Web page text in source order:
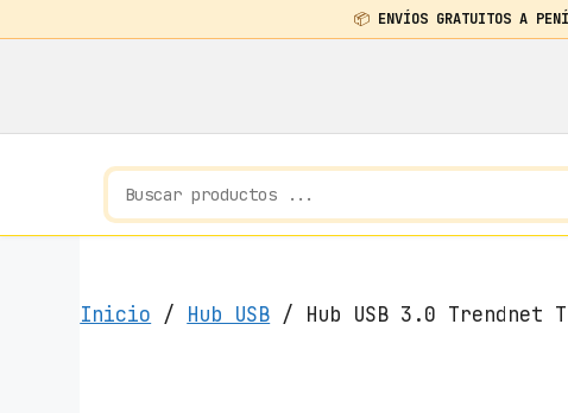
📦 ENVÍOS GRATUITOS A
Inicio / Hub USB / Hub USB 3.0 Trendnet